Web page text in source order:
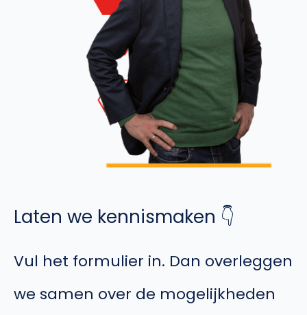
Laten we kennismaken 👇
Vul het formulier in. Dan overleggen
we samen over de mogelijkheden